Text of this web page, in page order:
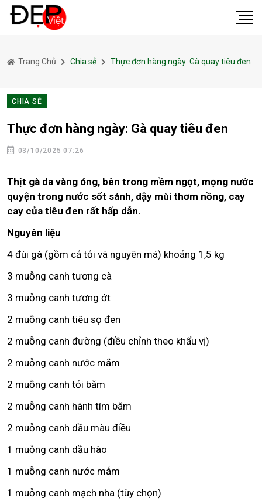
Trang Chủ Chia sẻ Thực đơn hàng ngày: Gà quay tiêu đen
CHIA SẺ
Thực đơn hàng ngày: Gà quay tiêu đen
03/10/2025 07:26
Thịt gà da vàng óng, bên trong mềm ngọt, mọng nước
quyện trong nước sốt sánh, dậy mùi thơm nồng, cay
cay của tiêu đen rất hấp dẫn.
Nguyên liệu
4 đùi gà (gồm cả tỏi và nguyên má) khoảng 1,5 kg
3 muỗng canh tương cà
3 muỗng canh tương ớt
2 muỗng canh tiêu sọ đen
2 muỗng canh đường (điều chỉnh theo khẩu vị)
2 muỗng canh nước mắm
2 muỗng canh tỏi băm
2 muỗng canh hành tím băm
2 muỗng canh dầu màu điều
1 muỗng canh dầu hào
1 muỗng canh nước mắm
1 muỗng canh mạch nha (tùy chọn)